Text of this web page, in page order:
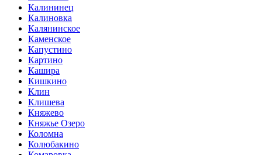
Калининец
Калиновка
Калянинское
Каменское
Капустино
Картино
Кашира
Кишкино
Клин
Клишева
Княжево
Княжье Озеро
Коломна
Колюбакино